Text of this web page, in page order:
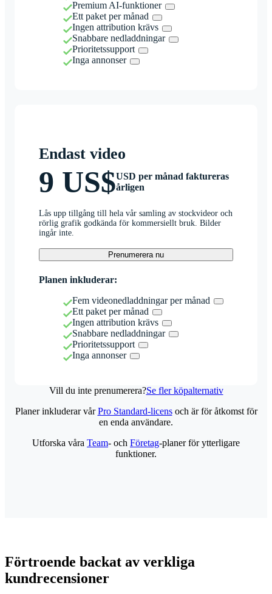
Premium AI-funktioner
Ett paket per månad
Ingen attribution krävs
Snabbare nedladdningar
Prioritetssupport
Inga annonser
Endast video
9 US$USD per månad faktureras
årligen
Lås upp tillgång till hela vår samling av stockvideor och
rörlig grafik godkända för kommersiellt bruk. Bilder
ingår inte.
Prenumerera nu
Planen inkluderar:
Fem videonedladdningar per månad
Ett paket per månad
Ingen attribution krävs
Snabbare nedladdningar
Prioritetssupport
Inga annonser
Vill du inte prenumerera?Se fler köpalternativ
Planer inkluderar vårPro Standard-licensoch är för åtkomst för
en enda användare.
Utforska våra Team- och Företag-planer för ytterligare
funktioner.
Förtroende backat av verkliga
kundrecensioner